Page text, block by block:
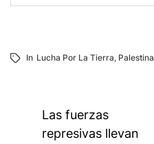
In Lucha Por La Tierra, Palestina
Navegación
Las fuerzas
represivas llevan